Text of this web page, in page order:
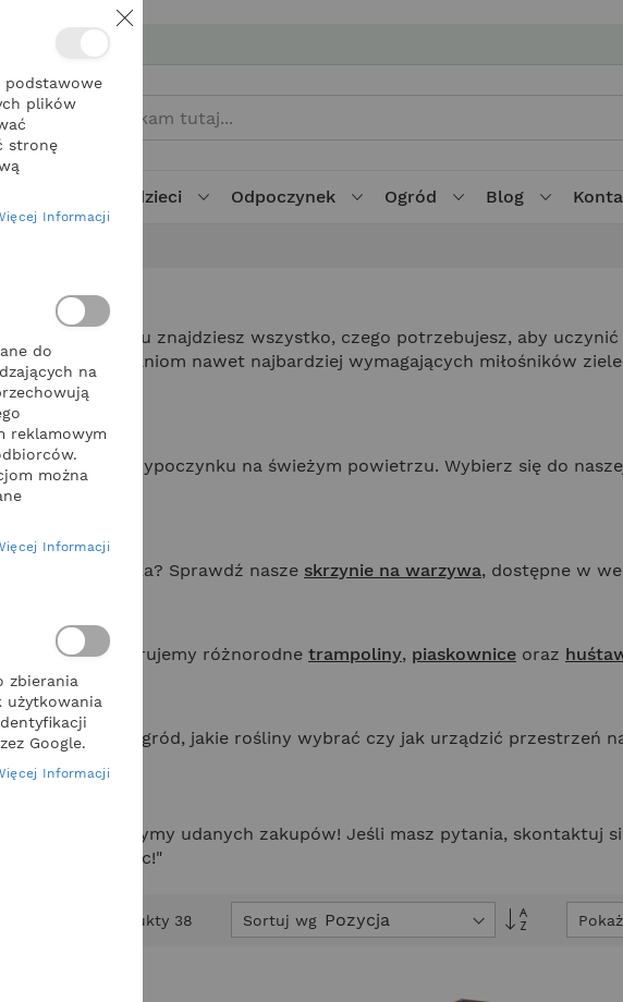
Dla dzieci Odpoczynek Ogród Blog
Tu znajdziesz wszystko, czego potrzebujesz, aby
wymaganiom nawet najbardziej wymagających miłośników
tak jak chwila wypoczynku na świeżym powietrzu. Wybierz się do
prosto z ogródka? Sprawdź nasze skrzynie na warzywa, dostępne w
dla dzieci. Oferujemy różnorodne trampoliny, piaskownice oraz
jak dbać o ogród, jakie rośliny wybrać czy jak urządzić przestrzeń
oferty i życzymy udanych zakupów! Jeśli masz pytania, skontaktuj
tu, by pomóc!"
Produkty 38 Sortuj wg
Ustaw
Pokaż
Zamknij
podstawowe
plików
stronę
Informacji
do
na
reklamowym
można
Informacji
zbierania
Google.
Informacji